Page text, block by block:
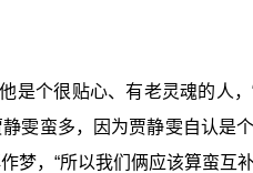
是个很贴心、有老灵魂的人
雯蛮多，因为贾静雯自认是
梦，“所以我们俩应该算蛮互